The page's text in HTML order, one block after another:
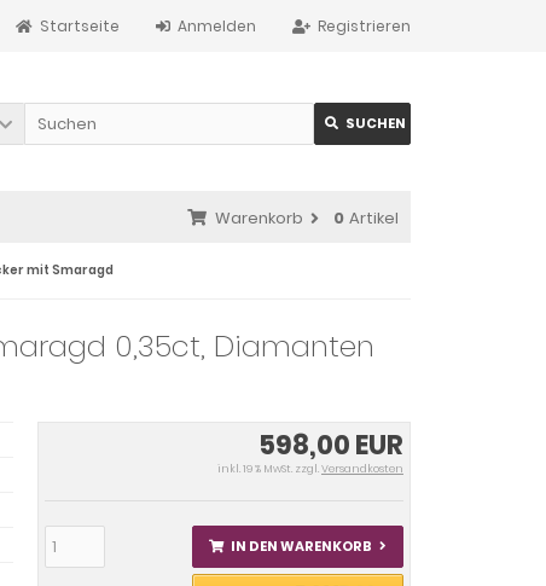
Registrieren
Anmelden
Startseite
SUCHEN
Warenkorb 0 Artikel
mit Smaragd
0,35ct, Diamanten
598,00 EUR
inkl. 19 % MwSt. zzgl.Versandkosten
IN DEN WARENKORB